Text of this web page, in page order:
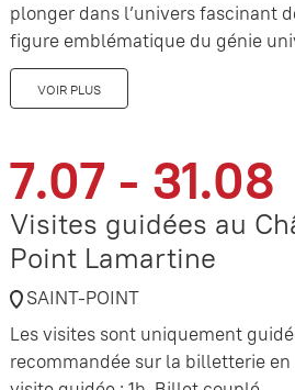
plonger dans l’univers fascinant
figure emblématique du génie
VOIR PLUS
7.07 - 31.08
Visites guidées au
Point Lamartine
SAINT-POINT
Les visites sont uniquement
recommandée sur la billetterie